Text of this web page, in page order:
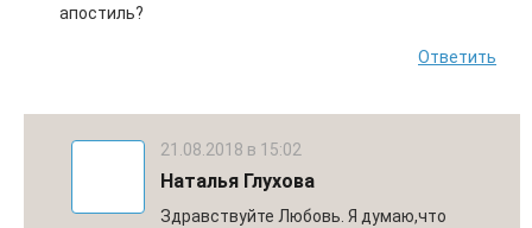
апостиль?
Ответить
21.08.2018 в 15:02
Наталья Глухова
Здравствуйте Любовь. Я думаю,что